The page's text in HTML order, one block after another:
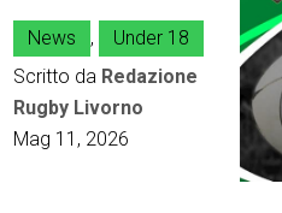
News ,
Under 18
Scritto da Redazione
Rugby Livorno
Mag 11, 2026